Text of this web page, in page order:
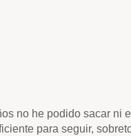
no he podido sacar ni
para seguir,